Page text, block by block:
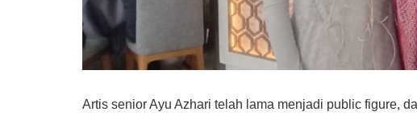
Artis senior Ayu Azhari telah lama menjadi public figure,